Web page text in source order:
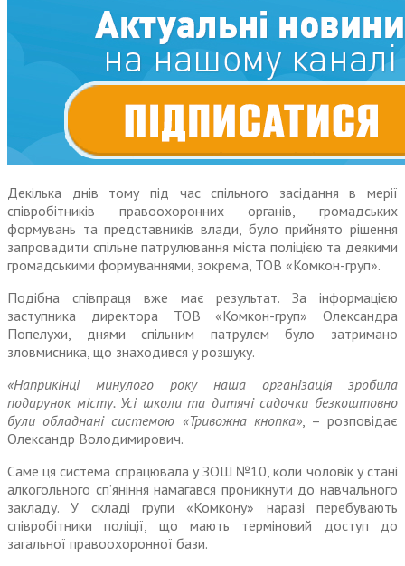
Декілька днів тому під час спільного засідання в мерії
співробітників правоохоронних органів, громадських
формувань та представників влади, було прийнято рішення
запровадити спільне патрулювання міста полі­цією та деякими
громадськими формуваннями, зокрема, ТОВ «Комкон-груп».
Подібна співпраця вже має результат. За інформацією
заступника директора ТОВ «Комкон-груп» Олександра
Попелухи, днями спільним патрулем було затримано
зловмисника, що знаходився у розшуку.
«Наприкінці минулого року наша організація зробила
подарунок місту. Усі школи та дитячі садочки безкоштовно
були обладнані системою «Тривожна кнопка», – розповідає
Олександр Володимирович.
Саме ця система спрацювала у ЗОШ №10, коли чоловік у стані
алкогольного сп’яніння намагався проникнути до навчального
закладу. У складі групи «Комкону» наразі пере­бувають
співробітники поліції, що мають терміновий доступ до
загальної правоохоронної бази.